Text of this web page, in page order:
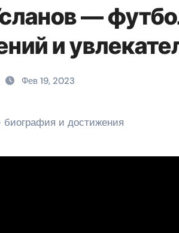
—
и
Фев 19, 2023